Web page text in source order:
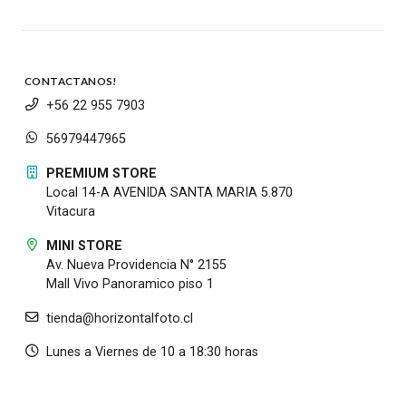
CONTACTANOS!
+56 22 955 7903
56979447965
PREMIUM STORE
Local 14-A AVENIDA SANTA MARIA 5.870
Vitacura
MINI STORE
Av. Nueva Providencia N° 2155
Mall Vivo Panoramico piso 1
tienda@horizontalfoto.cl
Lunes a Viernes de 10 a 18:30 horas